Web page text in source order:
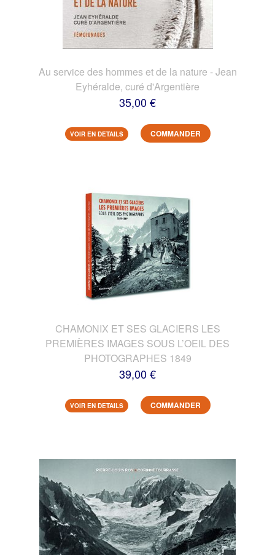
Au service des hommes et de la nature - Jean
Eyhéralde, curé d'Argentière
35,00 €
VOIR EN DETAILS COMMANDER
CHAMONIX ET SES GLACIERS LES
PREMIÈRES IMAGES SOUS L’OEIL DES
PHOTOGRAPHES 1849
39,00 €
VOIR EN DETAILS COMMANDER